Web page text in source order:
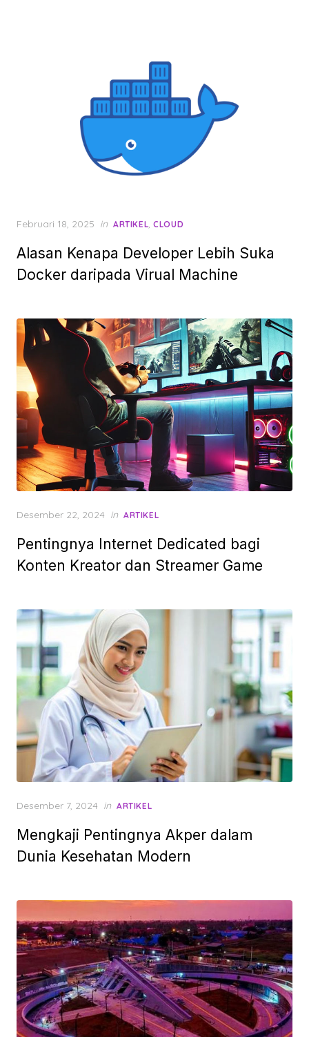
Posted
Februari 18, 2025 in ARTIKEL,CLOUD
Alasan Kenapa Developer Lebih Suka
Docker daripada Virual Machine
Posted
Desember 22, 2024 in ARTIKEL
Pentingnya Internet Dedicated bagi
Konten Kreator dan Streamer Game
Posted
Desember 7, 2024 in ARTIKEL
Mengkaji Pentingnya Akper dalam
Dunia Kesehatan Modern